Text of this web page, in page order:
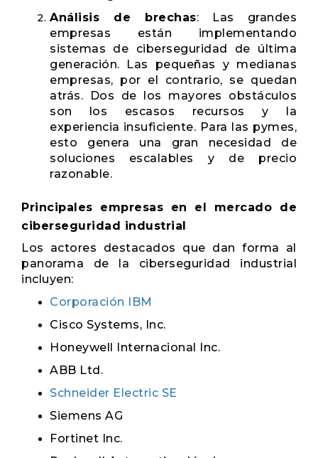
Análisis de brechas: Las grandes
empresas están implementando
sistemas de ciberseguridad de última
generación. Las pequeñas y medianas
empresas, por el contrario, se quedan
atrás. Dos de los mayores obstáculos
son los escasos recursos y la
experiencia insuficiente. Para las pymes,
esto genera una gran necesidad de
soluciones escalables y de precio
razonable.
Principales empresas en el mercado de
ciberseguridad industrial
Los actores destacados que dan forma al
panorama de la ciberseguridad industrial
incluyen:
Corporación IBM
Cisco Systems, Inc.
Honeywell Internacional Inc.
ABB Ltd.
Schneider Electric SE
Siemens AG
Fortinet Inc.